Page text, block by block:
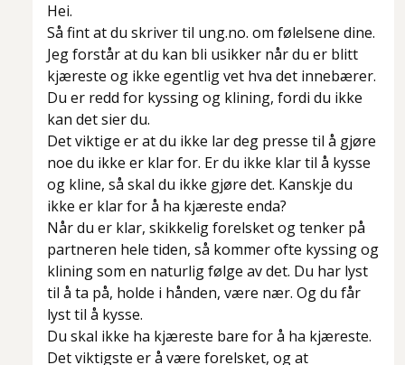
Hei.
Så fint at du skriver til ung.no. om følelsene dine.
Jeg forstår at du kan bli usikker når du er blitt
kjæreste og ikke egentlig vet hva det innebærer.
Du er redd for kyssing og klining, fordi du ikke
kan det sier du.
Det viktige er at du ikke lar deg presse til å gjøre
noe du ikke er klar for. Er du ikke klar til å kysse
og kline, så skal du ikke gjøre det. Kanskje du
ikke er klar for å ha kjæreste enda?
Når du er klar, skikkelig forelsket og tenker på
partneren hele tiden, så kommer ofte kyssing og
klining som en naturlig følge av det. Du har lyst
til å ta på, holde i hånden, være nær. Og du får
lyst til å kysse.
Du skal ikke ha kjæreste bare for å ha kjæreste.
Det viktigste er å være forelsket, og at